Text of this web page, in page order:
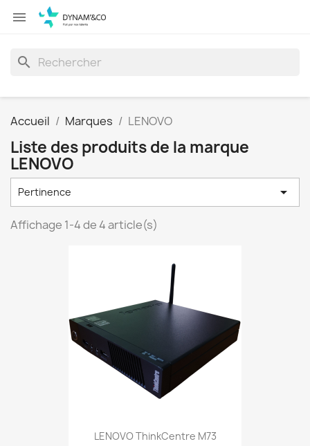

search
Accueil Marques LENOVO
Liste des produits de la marque
LENOVO
Pertinence 
Affichage 1-4 de 4 article(s)
LENOVO ThinkCentre M73